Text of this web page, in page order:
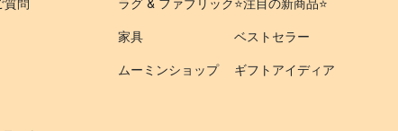
質問 ラグ & ファブリック
家具
ムーミンショップ
⭐️注目の新商品⭐️
ベストセラー
ギフトアイディア